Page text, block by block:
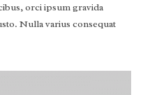
orci ipsum gravida
Nulla varius consequat